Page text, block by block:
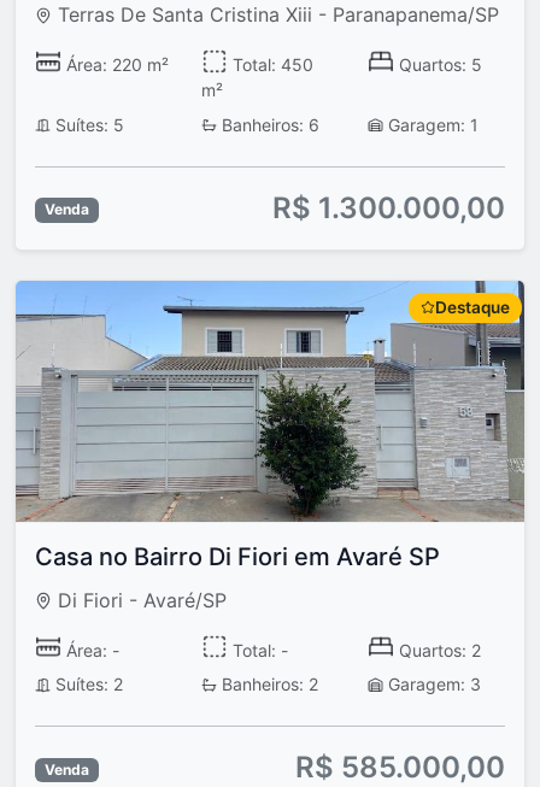
Terras De Santa Cristina Xiii - Paranapanema/SP
Área: 220 m²
Total: 450
m²
Quartos: 5
Suítes: 5 Banheiros: 6 Garagem: 1
Venda R$ 1.300.000,00
Destaque
Casa no Bairro Di Fiori em Avaré SP
Di Fiori - Avaré/SP
Área: - Total: -
Quartos: 2
Suítes: 2
Banheiros: 2 Garagem: 3
Venda R$ 585.000,00